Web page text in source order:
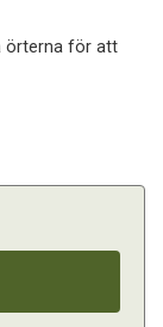
örterna för att